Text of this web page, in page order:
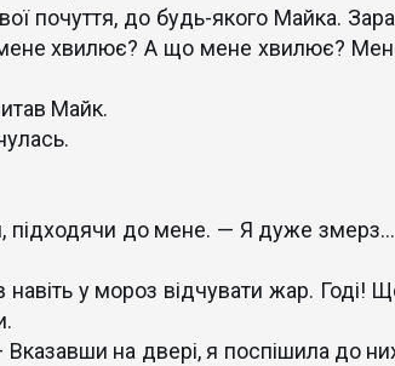
почуття, до будь-якого Майка.
мене хвилює? А що мене хвилює?
Майк.
підходячи до мене. — Я дуже змерз…
у мороз відчувати жар. Годі!
на двері, я поспішила до